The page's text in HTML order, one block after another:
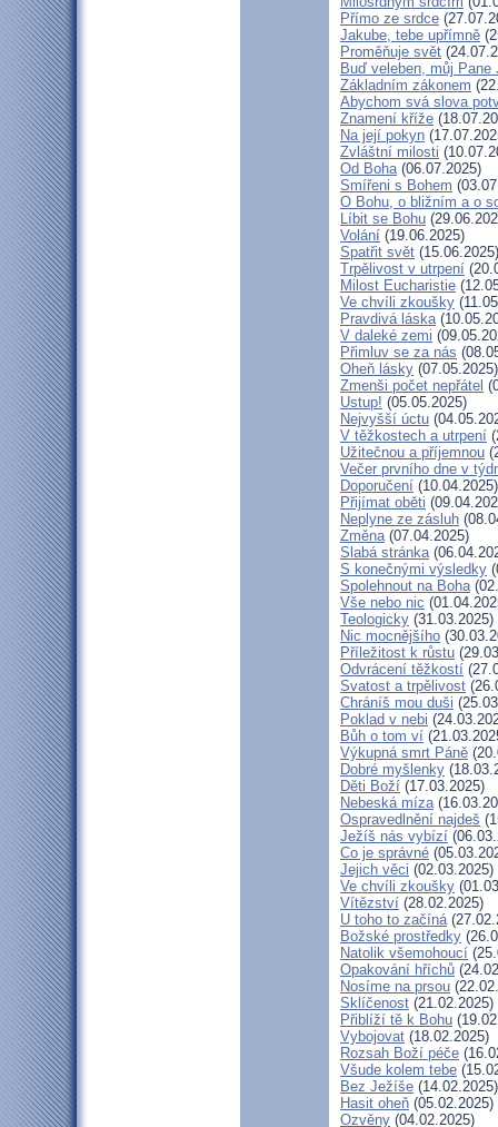
Přímo ze srdce
Jakube, tebe upřímně
Proměňuje svět
Buď veleben, můj
Základním zákonem
Abychom svá slova
Znamení kříže
Na její pokyn
Zvláštní milosti
Od Boha(06.07.2025)
Smířeni s Bohem
O Bohu, o bližním a o
Líbit se Bohu
Volání (19.06.2025)
Spatřit svět (15.06.2025)
Trpělivost v utrpení
Milost Eucharistie
Ve chvíli zkoušky
Pravdivá láska
V daleké zemi
Přimluv se za nás
Oheň lásky (07.05.2025)
Zmenši počet nepřátel
Ustup! (05.05.2025)
Nejvyšší úctu
V těžkostech a utrpení
Užitečnou a příjemnou
Večer prvního dne v
Doporučení (10.04.2025)
Přijímat oběti
Neplyne ze zásluh
Změna(07.04.2025)
Slabá stránka
S konečnými výsledky
Spolehnout na Boha
Vše nebo nic
Teologicky (31.03.2025)
Nic mocnějšího
Příležitost k růstu
Odvrácení těžkostí
Svatost a trpělivost
Chráníš mou duši
Poklad v nebi
Bůh o tom ví
Výkupná smrt Páně
Dobré myšlenky
Děti Boží (17.03.2025)
Nebeská míza
Ospravedlnění najdeš
Ježíš nás vybízí
Co je správné
Jejich věci (02.03.2025)
Ve chvíli zkoušky
Vítězství (28.02.2025)
U toho to začíná
Božské prostředky
Natolik všemohoucí
Opakování hříchů
Nosíme na prsou
Sklíčenost (21.02.2025)
Přiblíží tě k Bohu
Vybojovat (18.02.2025)
Rozsah Boží péče
Všude kolem tebe
Bez Ježíše (14.02.2025)
Hasit oheň (05.02.2025)
Ozvěny (04.02.2025)